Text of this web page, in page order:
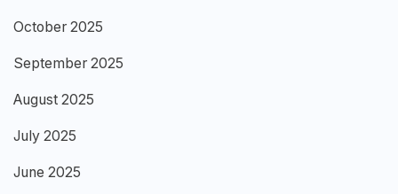
October 2025
September 2025
August 2025
July 2025
June 2025